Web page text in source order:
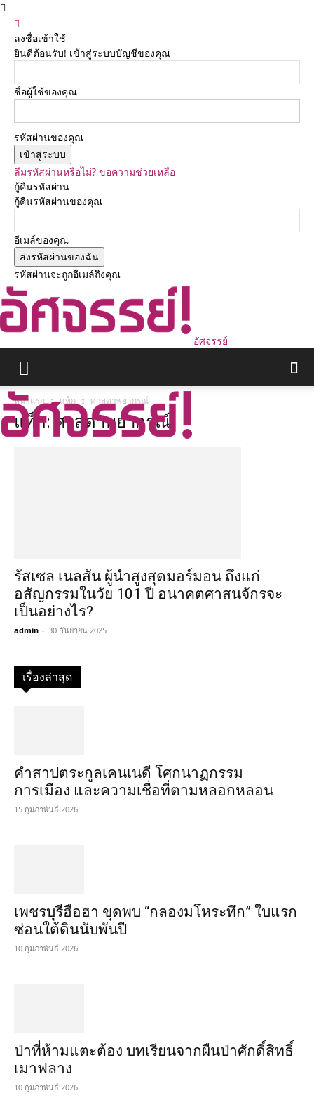
ลงชื่อเข้าใช้
ยินดีต้อนรับ! เข้าสู่ระบบบัญชีของคุณ
ชื่อผู้ใช้ของคุณ
รหัสผ่านของคุณ
ลืมรหัสผ่านหรือไม่? ขอความช่วยเหลือ
กู้คืนรหัสผ่าน
กู้คืนรหัสผ่านของคุณ
อีเมล์ของคุณ
รหัสผ่านจะถูกอีเมล์ถึงคุณ
อัศจรรย์
หน้าแรก แท็ก ศาสดาพยากรณ์
แท็ก: ศาสดาพยากรณ์
รัสเซล เนลสัน ผู้นำสูงสุดมอร์มอน ถึงแก่
อสัญกรรมในวัย 101 ปี อนาคตศาสนจักรจะ
เป็นอย่างไร?
admin - 30 กันยายน 2025
เรื่องล่าสุด
คำสาปตระกูลเคนเนดี โศกนาฏกรรม
การเมือง และความเชื่อที่ตามหลอกหลอน
15 กุมภาพันธ์ 2026
เพชรบุรีฮือฮา ขุดพบ “กลองมโหระทึก” ใบแรก
ซ่อนใต้ดินนับพันปี
10 กุมภาพันธ์ 2026
ป่าที่ห้ามแตะต้อง บทเรียนจากผืนป่าศักดิ์สิทธิ์
เมาฟลาง
10 กุมภาพันธ์ 2026